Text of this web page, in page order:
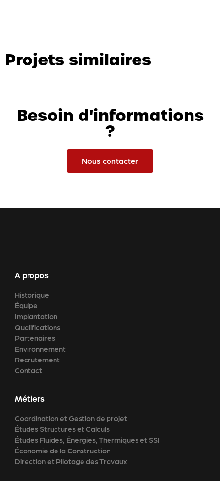
Projets similaires
Besoin d'informations
?
Nous contacter
A propos
Historique
Équipe
Implantation
Qualifications
Partenaires
Environnement
Recrutement
Contact
Métiers
Coordination et Gestion de projet
Études Structures et Calculs
Études Fluides, Énergies, Thermiques et SSI
Économie de la Construction
Direction et Pilotage des Travaux